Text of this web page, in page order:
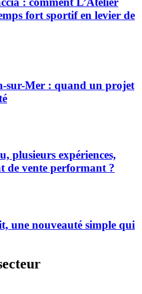
fort sportif en levier de
sur-Mer : quand un projet
plusieurs expériences,
de vente performant ?
une nouveauté simple qui